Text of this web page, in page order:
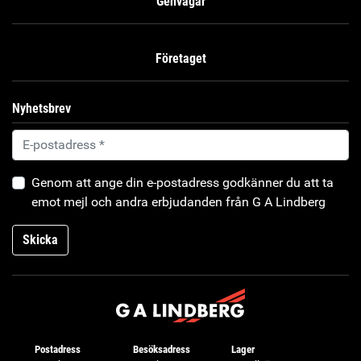
Företaget
Nyhetsbrev
Genom att ange din e-postadress godkänner du att ta
emot mejl och andra erbjudanden från G A Lindberg
Skicka
Postadress
Besöksadress
Lager